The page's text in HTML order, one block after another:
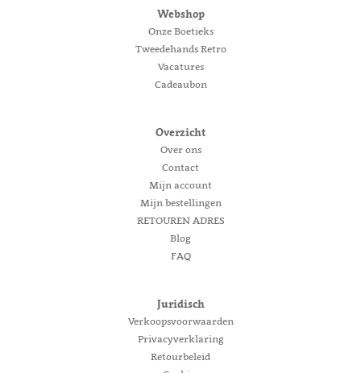
Webshop
Onze Boetieks
Tweedehands Retro
Vacatures
Cadeaubon
Overzicht
Over ons
Contact
Mijn account
Mijn bestellingen
RETOUREN ADRES
Blog
FAQ
Juridisch
Verkoopsvoorwaarden
Privacyverklaring
Retourbeleid